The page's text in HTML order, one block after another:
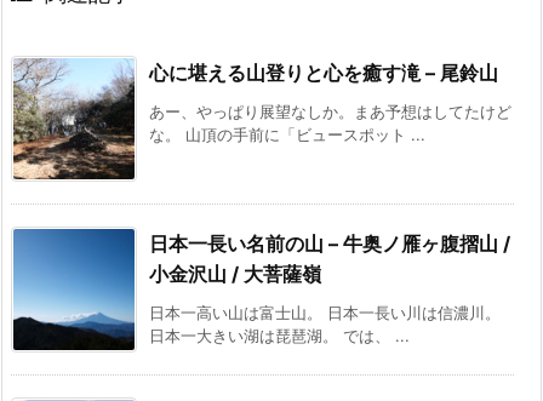
心に堪える山登りと心を癒す滝 – 尾鈴山
あー、やっぱり展望なしか。まあ予想はしてたけど
な。 山頂の手前に「ビュースポット ...
日本一長い名前の山 – 牛奥ノ雁ヶ腹摺山 /
小金沢山 / 大菩薩嶺
日本一高い山は富士山。 日本一長い川は信濃川。
日本一大きい湖は琵琶湖。 では、 ...